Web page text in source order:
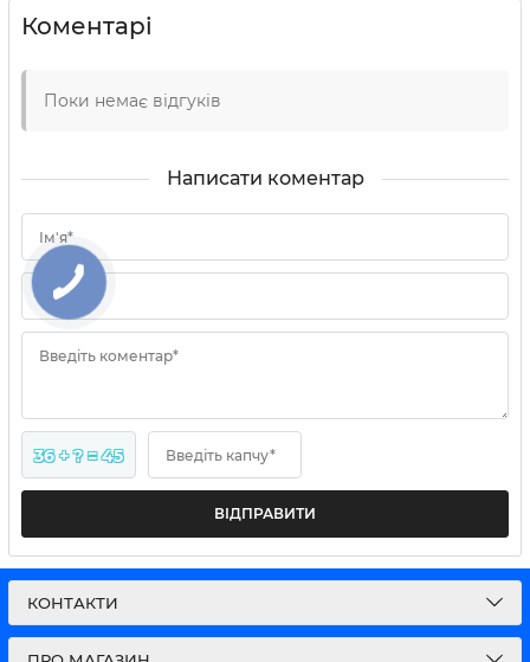
Коментарі
Поки немає відгуків
Написати коментар
Ім'я*
Email
Введіть коментар*
36 + ? = 45 Введіть капчу*
ВІДПРАВИТИ
КОНТАКТИ